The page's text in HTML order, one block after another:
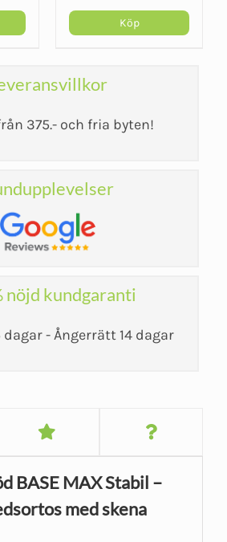
priset
Köp
375.- och fria byten!
nöjd kundgaranti
- Ångerrätt 14 dagar
BASE MAX Stabil –
med skena